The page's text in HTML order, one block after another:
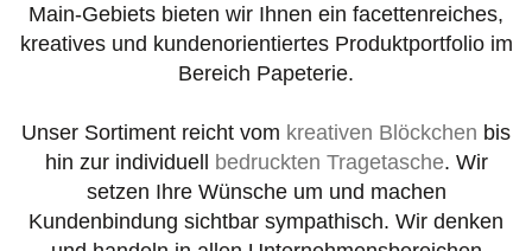
Main-Gebiets bieten wir Ihnen ein facettenreiches,
kreatives und kundenorientiertes Produktportfolio im
Bereich Papeterie.
Unser Sortiment reicht vom kreativen Blöckchen bis
hin zur individuell bedruckten Tragetasche. Wir
setzen Ihre Wünsche um und machen
Kundenbindung sichtbar sympathisch. Wir denken